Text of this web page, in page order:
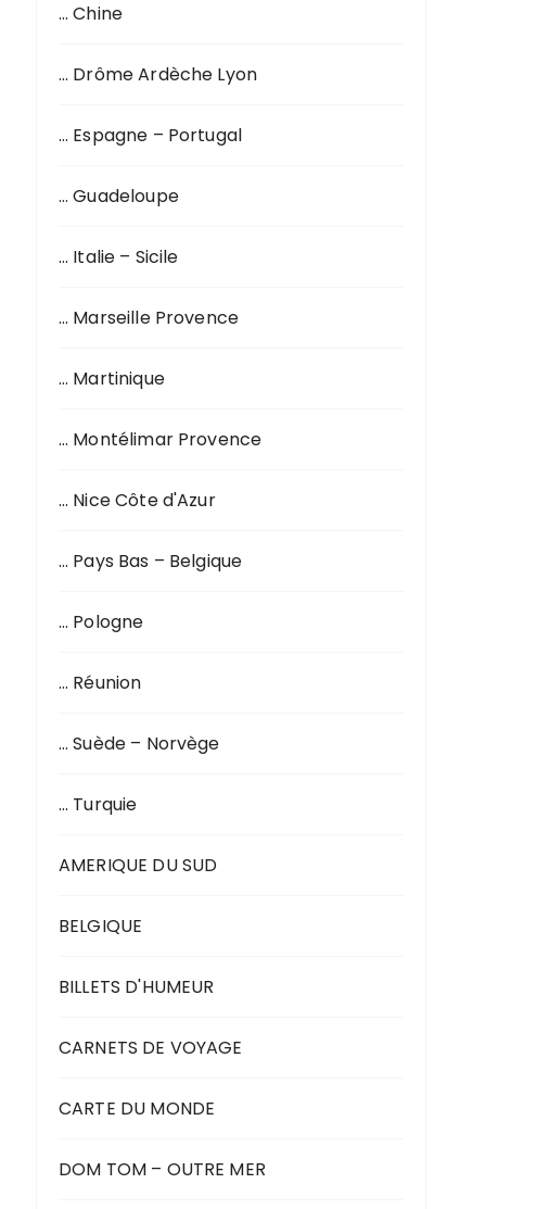
… Chine
… Drôme Ardèche Lyon
… Espagne – Portugal
… Guadeloupe
… Italie – Sicile
… Marseille Provence
… Martinique
… Montélimar Provence
… Nice Côte d'Azur
… Pays Bas – Belgique
… Pologne
… Réunion
… Suède – Norvège
… Turquie
AMERIQUE DU SUD
BELGIQUE
BILLETS D'HUMEUR
CARNETS DE VOYAGE
CARTE DU MONDE
DOM TOM – OUTRE MER